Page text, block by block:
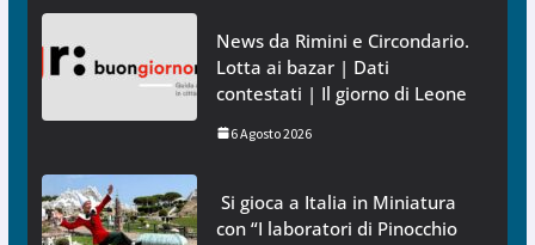
News da Rimini e Circondario.
Lotta ai bazar | Dati
contestati | Il giorno di Leone
6 Agosto 2026
Si gioca a Italia in Miniatura
con “I laboratori di Pinocchio